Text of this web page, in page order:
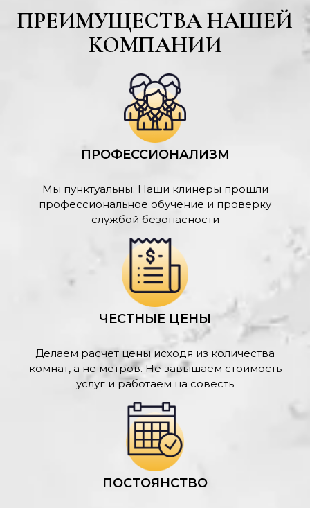
ПРЕИМУЩЕСТВА НАШЕЙ
КОМПАНИИ
ПРОФЕССИОНАЛИЗМ
Мы пунктуальны. Наши клинеры прошли
профессиональное обучение и проверку
службой безопасности
ЧЕСТНЫЕ ЦЕНЫ
Делаем расчет цены исходя из количества
комнат, а не метров. Не завышаем стоимость
услуг и работаем на совесть
ПОСТОЯНСТВО